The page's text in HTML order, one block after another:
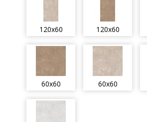
120x60 120x60
60x60 60x60